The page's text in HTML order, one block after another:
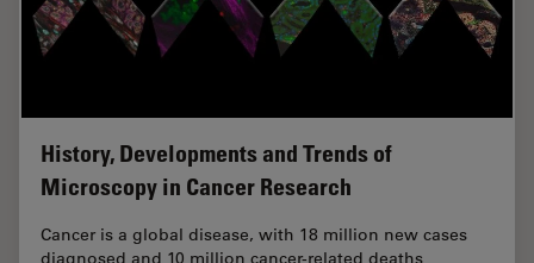
History, Developments and Trends of
Microscopy in Cancer Research
Cancer is a global disease, with 18 million new cases
diagnosed and 10 million cancer-related deaths